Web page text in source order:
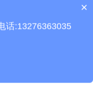
经济发展，为社会经济做出
注意什么？
产品包含安装吗？
×
话:13276363035